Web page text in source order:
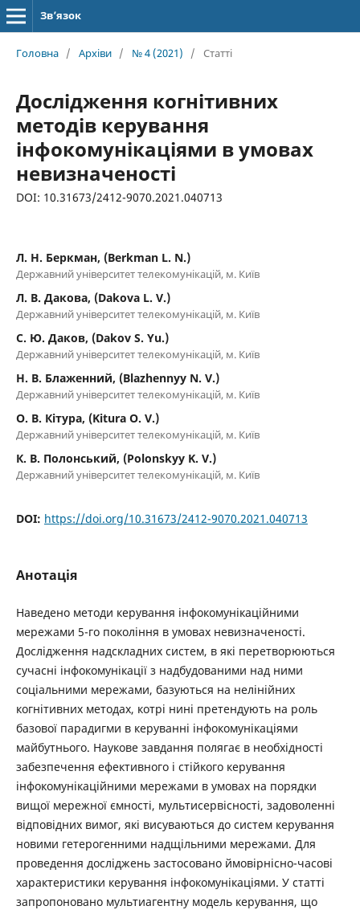
Зв’язок
Головна / Архіви / № 4 (2021) / Статті
Дослідження когнітивних
методів керування
інфокомунікаціями в умовах
невизначеності
DOI: 10.31673/2412-9070.2021.040713
Л. Н. Беркман, (Berkman L. N.)
Державний університет телекомунікацій, м. Київ
Л. В. Дакова, (Dakova L. V.)
Державний університет телекомунікацій, м. Київ
С. Ю. Даков, (Dakov S. Yu.)
Державний університет телекомунікацій, м. Київ
Н. В. Блаженний, (Blazhennyy N. V.)
Державний університет телекомунікацій, м. Київ
О. В. Кітура, (Kitura O. V.)
Державний університет телекомунікацій, м. Київ
К. В. Полонський, (Polonskyy K. V.)
Державний університет телекомунікацій, м. Київ
DOI: https://doi.org/10.31673/2412-9070.2021.040713
Анотація
Наведено методи керування інфокомунікаційними
мережами 5-го покоління в умовах невизначеності.
Дослідження надскладних систем, в які перетворюються
сучасні інфокомунікації з надбудованими над ними
соціальними мережами, базуються на нелінійних
когнітивних методах, котрі нині претендують на роль
базової парадигми в керуванні інфокомунікаціями
майбутнього. Наукове завдання полягає в необхідності
забезпечення ефективного і стійкого керування
інфокомунікаційними мережами в умовах на порядки
вищої мережної ємності, мультисервісності, задоволенні
відповідних вимог, які висуваються до систем керування
новими гетерогенними надщільними мережами. Для
проведення досліджень застосовано ймовірнісно-часові
характеристики керування інфокомунікаціями. У статті
запропоновано мультиагентну модель керування, що